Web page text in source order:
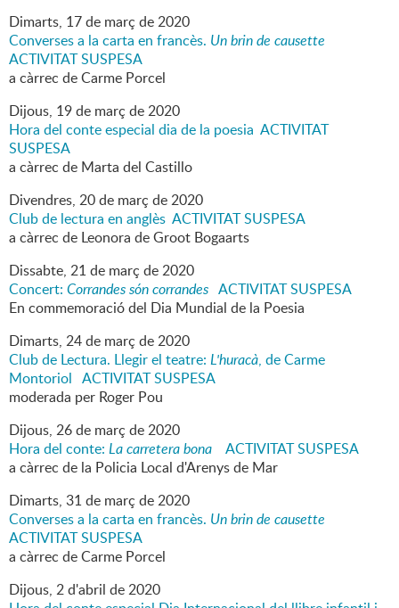
Dimarts, 17de març de2020
Converses a la carta en francès. Un brin de causette
ACTIVITAT SUSPESA
a càrrec de Carme Porcel
Dijous, 19de març de2020
Hora del conte especial dia de la poesia ACTIVITAT
SUSPESA
a càrrec de Marta del Castillo
Divendres, 20de març de2020
Club de lectura en anglès ACTIVITAT SUSPESA
a càrrec de Leonora de Groot Bogaarts
Dissabte, 21de març de2020
Concert: Corrandes són corrandes ACTIVITAT SUSPESA
En commemoració del Dia Mundial de la Poesia
Dimarts, 24de març de2020
Club de Lectura. Llegir el teatre: L'huracà, de Carme
Montoriol ACTIVITAT SUSPESA
moderada per Roger Pou
Dijous, 26de març de2020
Hora del conte: La carretera bona
ACTIVITAT SUSPESA
a càrrec de la Policia Local d'Arenys de Mar
Dimarts, 31de març de2020
Converses a la carta en francès. Un brin de causette
ACTIVITAT SUSPESA
a càrrec de Carme Porcel
Dijous, 2d'abril de2020